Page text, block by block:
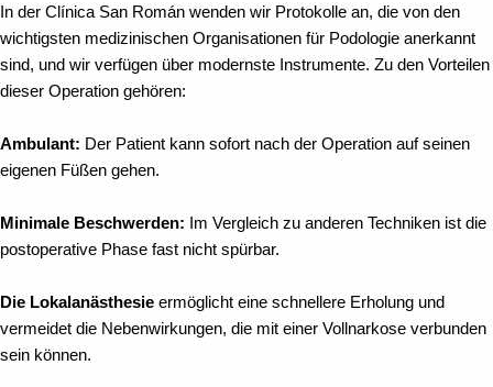
In der Clínica San Román wenden wir Protokolle an, die von den
wichtigsten medizinischen Organisationen für Podologie anerkannt
sind, und wir verfügen über modernste Instrumente. Zu den Vorteilen
dieser Operation gehören:
Ambulant: Der Patient kann sofort nach der Operation auf seinen
eigenen Füßen gehen.
Minimale Beschwerden:
Im Vergleich zu anderen Techniken ist die
postoperative Phase fast nicht spürbar.
Die Lokalanästhesie ermöglicht eine schnellere Erholung und
vermeidet die Nebenwirkungen, die mit einer Vollnarkose verbunden
sein können.